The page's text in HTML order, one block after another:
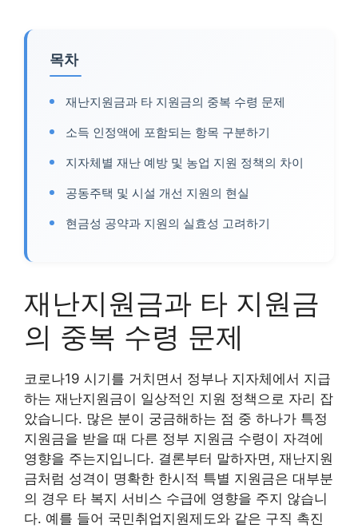
목차
재난지원금과 타 지원금의 중복 수령 문제
소득 인정액에 포함되는 항목 구분하기
지자체별 재난 예방 및 농업 지원 정책의 차이
공동주택 및 시설 개선 지원의 현실
현금성 공약과 지원의 실효성 고려하기
재난지원금과 타 지원금
의 중복 수령 문제
코로나19 시기를 거치면서 정부나 지자체에서 지급
하는 재난지원금이 일상적인 지원 정책으로 자리 잡
았습니다. 많은 분이 궁금해하는 점 중 하나가 특정
지원금을 받을 때 다른 정부 지원금 수령이 자격에
영향을 주는지입니다. 결론부터 말하자면, 재난지원
금처럼 성격이 명확한 한시적 특별 지원금은 대부분
의 경우 타 복지 서비스 수급에 영향을 주지 않습니
다. 예를 들어 국민취업지원제도와 같은 구직 촉진